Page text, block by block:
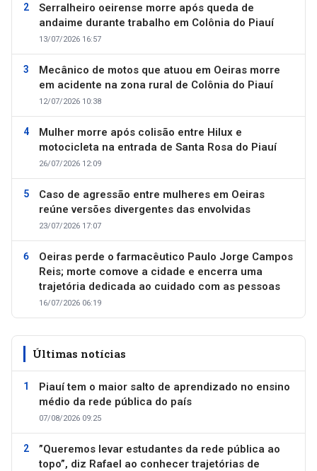
Serralheiro oeirense morre após queda de
andaime durante trabalho em Colônia do Piauí
13/07/2026 16:57
Mecânico de motos que atuou em Oeiras morre
em acidente na zona rural de Colônia do Piauí
12/07/2026 10:38
Mulher morre após colisão entre Hilux e
motocicleta na entrada de Santa Rosa do Piauí
26/07/2026 12:09
Caso de agressão entre mulheres em Oeiras
reúne versões divergentes das envolvidas
23/07/2026 17:07
Oeiras perde o farmacêutico Paulo Jorge Campos
Reis; morte comove a cidade e encerra uma
trajetória dedicada ao cuidado com as pessoas
16/07/2026 06:19
Últimas notícias
Piauí tem o maior salto de aprendizado no ensino
médio da rede pública do país
07/08/2026 09:25
”Queremos levar estudantes da rede pública ao
topo”, diz Rafael ao conhecer trajetórias de